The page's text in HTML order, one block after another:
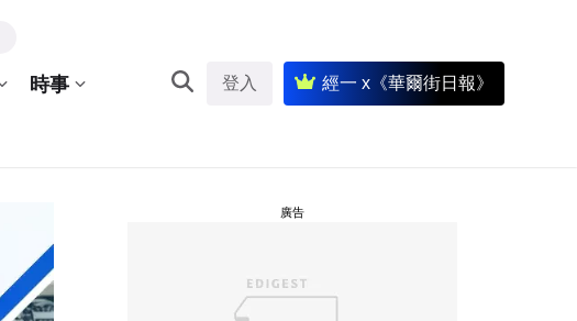
時事 登入 經一 x《華爾街日報》
廣告